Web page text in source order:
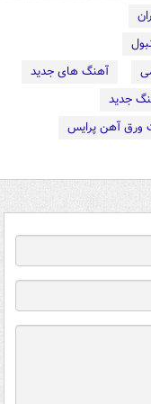
آهنگ های جدید
جدید
ورق آهن پرایس